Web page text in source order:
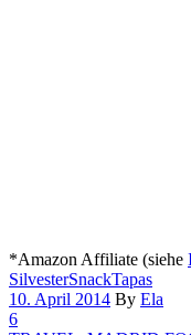
*Amazon Affiliate (siehe
SilvesterSnackTapas
10. April 2014 By Ela
6